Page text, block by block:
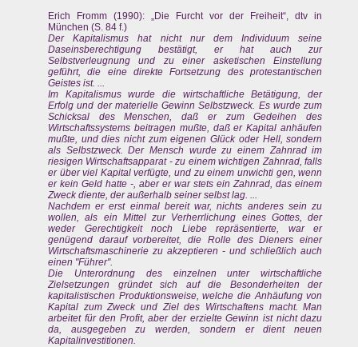
Erich Fromm (1990): „Die Furcht vor der Freiheit“, dtv in
München (S. 84 f.)
Der Kapitalismus hat nicht nur dem Individuum seine
Daseinsberechtigung bestätigt, er hat auch zur
Selbstverleugnung und zu einer asketischen Einstellung
geführt, die eine direkte Fortsetzung des protestantischen
Geistes ist. ...
Im Kapitalismus wurde die wirtschaftliche Betätigung, der
Erfolg und der materielle Gewinn Selbstzweck. Es wurde zum
Schicksal des Menschen, daß er zum Gedeihen des
Wirtschaftssystems beitragen mußte, daß er Kapital anhäufen
mußte, und dies nicht zum eigenen Glück oder Hell, sondern
als Selbstzweck. Der Mensch wurde zu einem Zahnrad im
riesigen Wirtschaftsapparat - zu einem wichtigen Zahnrad, falls
er über viel Kapital verfügte, und zu einem unwichti gen, wenn
er kein Geld hatte -, aber er war stets ein Zahnrad, das einem
Zweck diente, der außerhalb seiner selbst lag. ...
Nachdem er erst einmal bereit war, nichts anderes sein zu
wollen, als ein Mittel zur Verherrlichung eines Gottes, der
weder Gerechtigkeit noch Liebe repräsentierte, war er
genügend darauf vorbereitet, die Rolle des Dieners einer
Wirtschaftsmaschinerie zu akzeptieren - und schließlich auch
einen "Führer".
Die Unterordnung des einzelnen unter wirtschaftliche
Zielsetzungen gründet sich auf die Besonderheiten der
kapitalistischen Produktionsweise, welche die Anhäufung von
Kapital zum Zweck und Ziel des Wirtschaftens macht. Man
arbeitet für den Profit, aber der erzielte Gewinn ist nicht dazu
da, ausgegeben zu werden, sondern er dient neuen
Kapitalinvestitionen.